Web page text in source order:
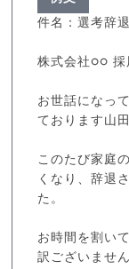
件名：選考辞
株式会社○○
お世話になっ
ております山
このたび家庭
くなり、辞退
た。
お時間を割い
訳ございませ